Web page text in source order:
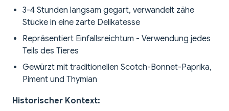
3-4 Stunden langsam gegart, verwandelt zähe
Stücke in eine zarte Delikatesse
Repräsentiert Einfallsreichtum - Verwendung jedes
Teils des Tieres
Gewürzt mit traditionellen Scotch-Bonnet-Paprika,
Piment und Thymian
Historischer Kontext: